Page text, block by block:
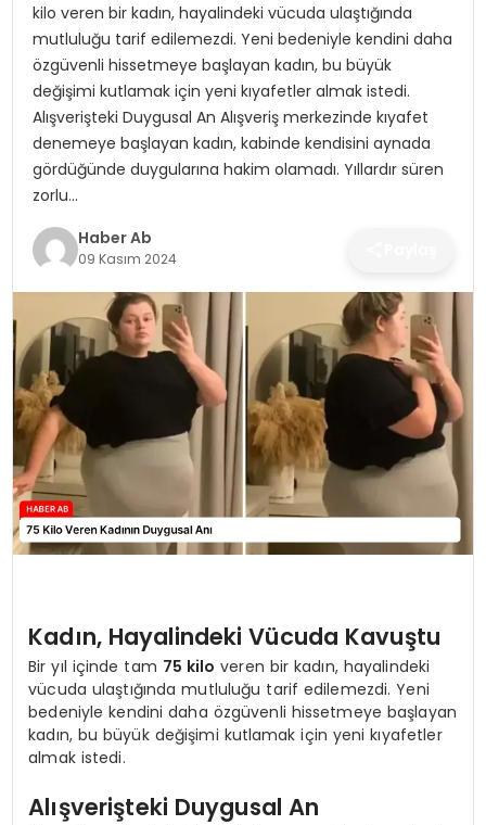
TEKNOLOJI
SPOR
SAĞLIK
MAGAZIN
YAŞAM
kilo veren bir kadın, hayalindeki vücuda ulaştığında
mutluluğu tarif edilemezdi. Yeni bedeniyle kendini daha
özgüvenli hissetmeye başlayan kadın, bu büyük
değişimi kutlamak için yeni kıyafetler almak istedi.
Alışverişteki Duygusal An Alışveriş merkezinde kıyafet
denemeye başlayan kadın, kabinde kendisini aynada
gördüğünde duygularına hakim olamadı. Yıllardır süren
zorlu…
Haber Ab
09 Kasım 2024
Kadın, Hayalindeki Vücuda Kavuştu
Bir yıl içinde tam 75 kilo veren bir kadın, hayalindeki
vücuda ulaştığında mutluluğu tarif edilemezdi. Yeni
bedeniyle kendini daha özgüvenli hissetmeye başlayan
kadın, bu büyük değişimi kutlamak için yeni kıyafetler
almak istedi.
Alışverişteki Duygusal An